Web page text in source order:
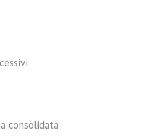
consolidata